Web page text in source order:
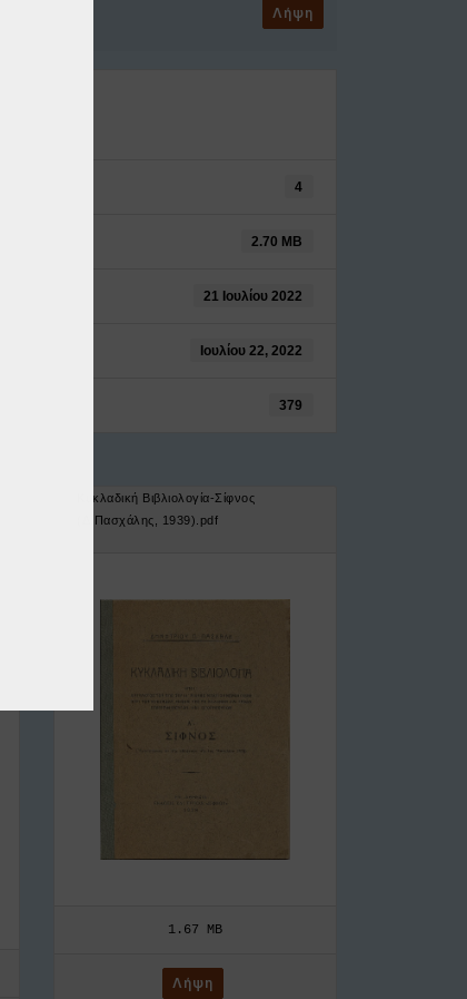
Λήψη
4
2.70 MB
21 Ιουλίου 2022
Ιουλίου 22, 2022
379
Κυκλαδική Βιβλιολογία-Σίφνος
(Δ.Πασχάλης, 1939).pdf
1.67 MB
Λήψη